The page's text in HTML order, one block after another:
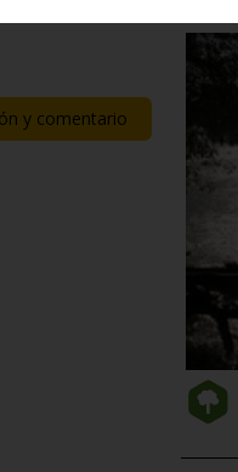
y comentario